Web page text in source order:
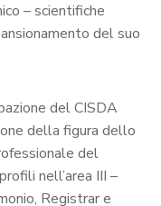
– scientifiche
del suo
del CISDA
della figura dello
del
nell’area III –
Registrar e